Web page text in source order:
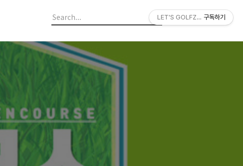
LET'S GOLFZON구독하기